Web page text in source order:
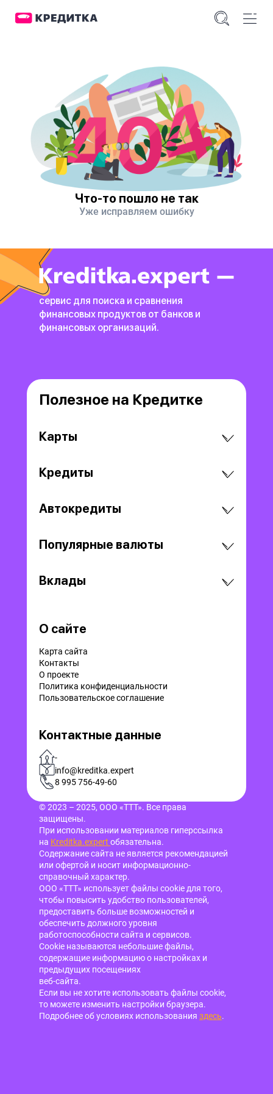
Что-то пошло не так
Уже исправляем ошибку
сервис для поиска и сравнения
финансовых продуктов от банков и
финансовых организаций.
Полезное на Кредитке
Карты
Кредиты
Автокредиты
Популярные валюты
Вклады
О сайте
Карта сайта
Контакты
О проекте
Политика конфиденциальности
Пользовательское соглашение
Контактные данные
-
info@kreditka.expert
8 995 756-49-60
© 2023 – 2025, ООО «ТТТ». Все права
защищены.
При использовании материалов гиперссылка
на Kreditka.expert обязательна.
Содержание сайта не является рекомендацией
или офертой и носит информационно-
справочный характер.
ООО «ТТТ» использует файлы cookie для того,
чтобы повысить удобство пользователей,
предоставить больше возможностей и
обеспечить должного уровня
работоспособности сайта и сервисов.
Cookie называются небольшие файлы,
содержащие информацию о настройках и
предыдущих посещениях
веб-сайта.
Если вы не хотите использовать файлы cookie,
то можете изменить настройки браузера.
Подробнее об условиях использования здесь.